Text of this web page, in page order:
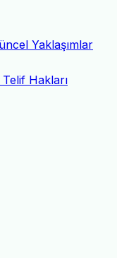
Yaklaşımlar
Hakları